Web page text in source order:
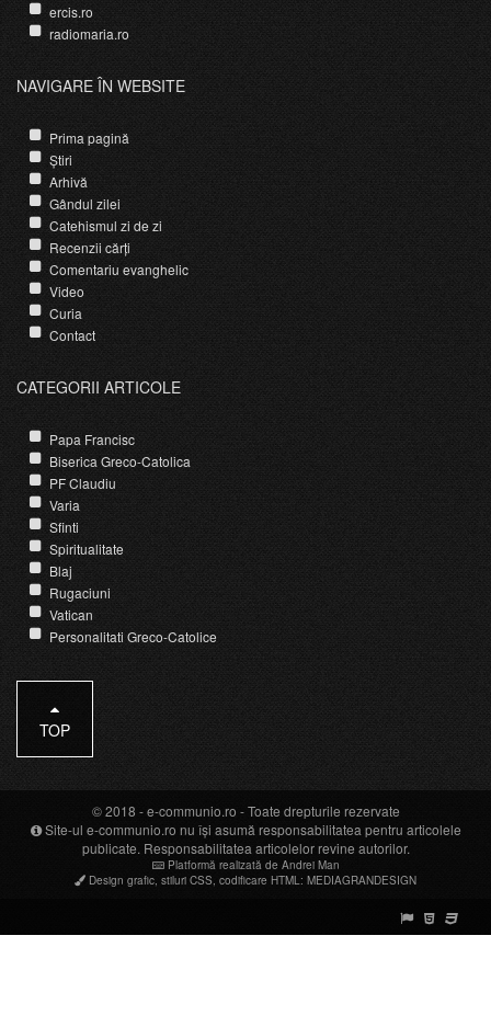
ercis.ro
radiomaria.ro
NAVIGARE ÎN WEBSITE
Prima pagină
Știri
Arhivă
Gândul zilei
Catehismul zi de zi
Recenzii cărți
Comentariu evanghelic
Video
Curia
Contact
CATEGORII ARTICOLE
Papa Francisc
Biserica Greco-Catolica
PF Claudiu
Varia
Sfinti
Spiritualitate
Blaj
Rugaciuni
Vatican
Personalitati Greco-Catolice
TOP
© 2018 -e-communio.ro - Toate drepturile rezervate
Site-ul e-communio.ro nu își asumă responsabilitatea pentru articolele
publicate. Responsabilitatea articolelor revine autorilor.
Platformă realizată de Andrei Man
Design grafic stiluri CSS codificare HTML : MEDIAGRANDESIGN